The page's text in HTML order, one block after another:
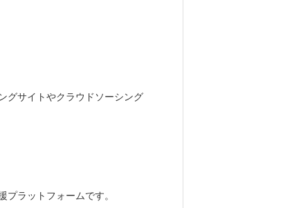
グサイトやクラウドソーシング
ラットフォームです。